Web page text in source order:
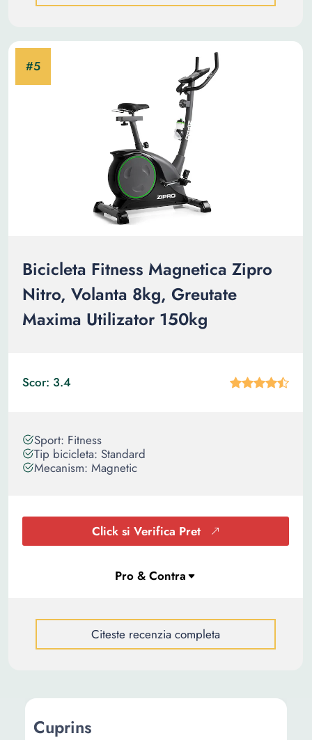
Bicicleta Fitness Magnetica Zipro
Nitro, Volanta 8kg, Greutate
Maxima Utilizator 150kg
Scor: 3.4
Sport: Fitness
Tip bicicleta: Standard
Mecanism: Magnetic
Click si Verifica Pret
Citeste recenzia completa
Cuprins